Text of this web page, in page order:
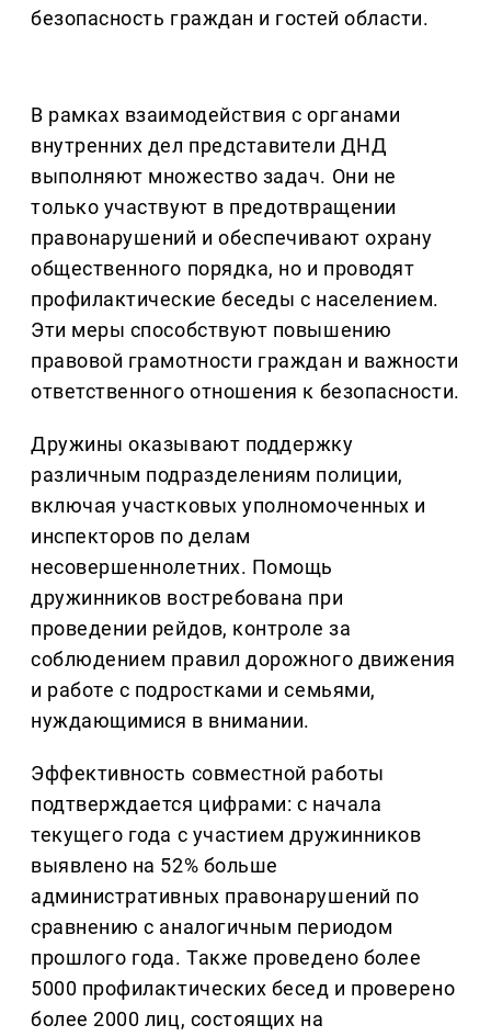
безопасность граждан и гостей области.
В рамках взаимодействия с органами
внутренних дел представители ДНД
выполняют множество задач. Они не
только участвуют в предотвращении
правонарушений и обеспечивают охрану
общественного порядка, но и проводят
профилактические беседы с населением.
Эти меры способствуют повышению
правовой грамотности граждан и важности
ответственного отношения к безопасности.
Дружины оказывают поддержку
различным подразделениям полиции,
включая участковых уполномоченных и
инспекторов по делам
несовершеннолетних. Помощь
дружинников востребована при
проведении рейдов, контроле за
соблюдением правил дорожного движения
и работе с подростками и семьями,
нуждающимися в внимании.
Эффективность совместной работы
подтверждается цифрами: с начала
текущего года с участием дружинников
выявлено на 52% больше
административных правонарушений по
сравнению с аналогичным периодом
прошлого года. Также проведено более
5000 профилактических бесед и проверено
более 2000 лиц, состоящих на